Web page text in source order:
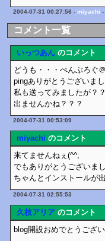
2004-07-31 00:27:56 - miyachi -
コメント一覧
いっつあん のコメント
どうも・・・ぺんぶろぐ
pingありがとうございま
私も送ってみましたが？
出ませんかね？？？
2004-07-31 00:53:09
miyachi のコメント
来てませんねぇ(^^;
でもありがとうございまし
ちゃんとインストールが
2004-07-31 02:55:53
久枝アリア のコメント
blog開設おめでとうござい